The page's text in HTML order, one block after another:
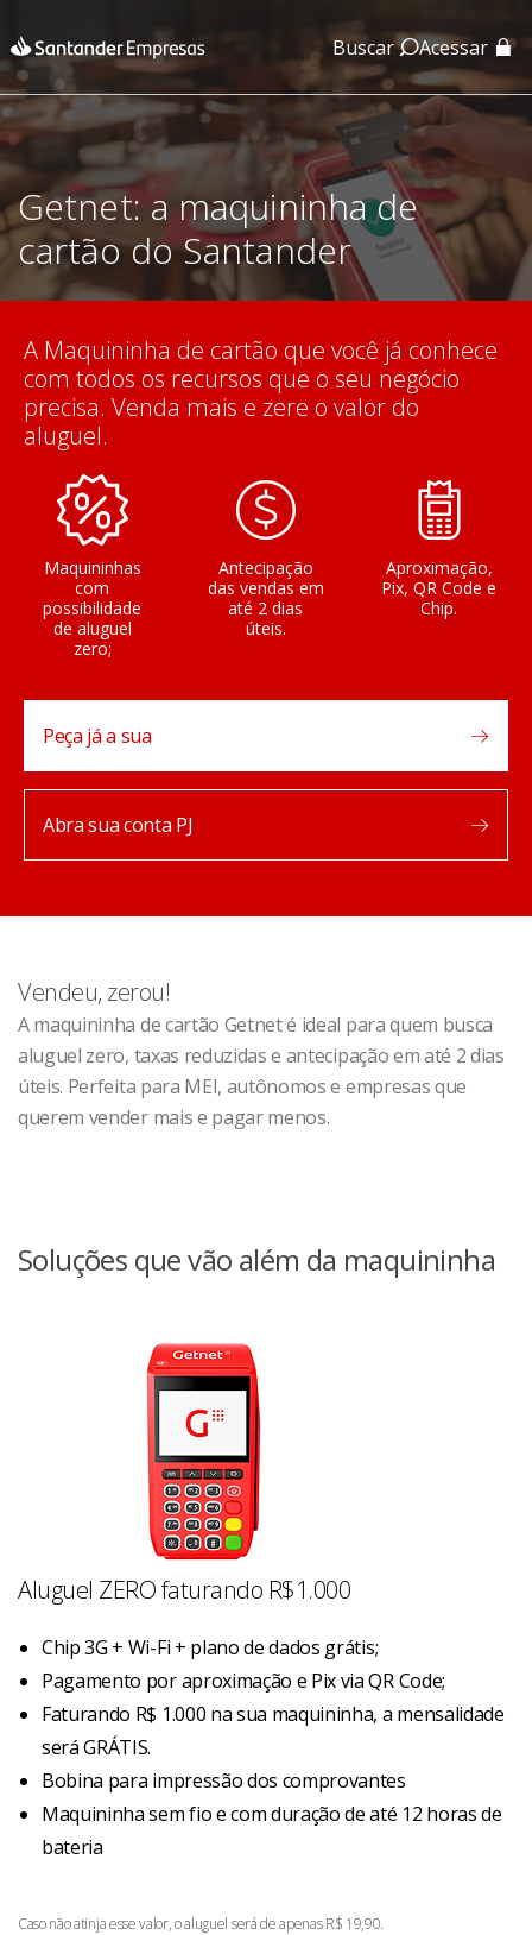
App Santander
App Santander Empresas
Buscar Acessar
Getnet: a maquininha de
cartão do Santander
A Maquininha de cartão que você já conhece
com todos os recursos que o seu negócio
precisa. Venda mais e zere o valor do
aluguel.
Maquininhas
com
possibilidade
de aluguel
zero;
Antecipação
das vendas em
até 2 dias
úteis.
Aproximação,
Pix, QR Code e
Chip.
Abra sua conta PJ
Peça já a sua
Vendeu, zerou!
A maquininha de cartão Getnet é ideal para quem busca
aluguel zero, taxas reduzidas e antecipação em até 2 dias
úteis. Perfeita para MEI, autônomos e empresas que
querem vender mais e pagar menos.
Soluções que vão além da maquininha
Aluguel ZERO faturando R$1.000
Chip 3G + Wi-Fi + plano de dados grátis;
Pagamento por aproximação e Pix via QR Code;
Faturando R$ 1.000 na sua maquininha, a mensalidade
será GRÁTIS.
Bobina para impressão dos comprovantes
Maquininha sem fio e com duração de até 12 horas de
bateria
Caso não atinja esse valor, o aluguel será de apenas R$ 19,90.